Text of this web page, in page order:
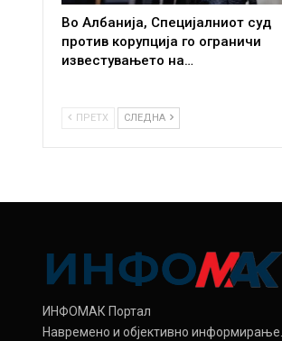
Во Албанија, Специјалниот суд
против корупција го ограничи
известувањето на…
ПРЕТХ СЛЕДНА
ИНФОМАК Портал
Навремено и објективно информирање.